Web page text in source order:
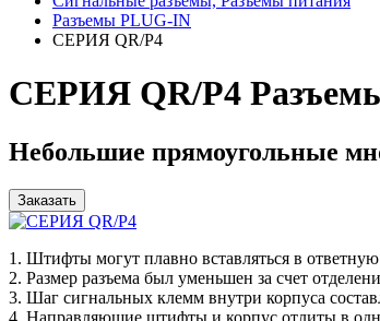
Разъемы PLUG-IN
СЕРИЯ QR/P4
СЕРИЯ QR/P4
Небольшие прямоугольные
Заказать
1. Штифты могут плавно вставляться в ответную
2. Размер разъема был уменьшен за счет
3. Шаг сигнальных клемм внутри корпуса
4. Направляющие штифты и корпус отлиты в